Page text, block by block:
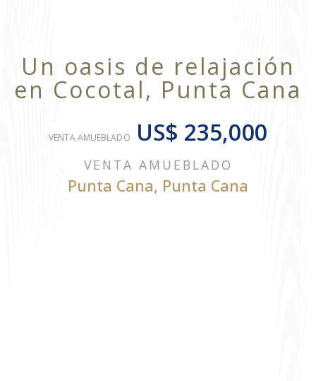
Un oasis de relajación
en Cocotal, Punta Cana
VENTA AMUEBLADO US$ 235,000
VENTA AMUEBLADO
Punta Cana, Punta Cana